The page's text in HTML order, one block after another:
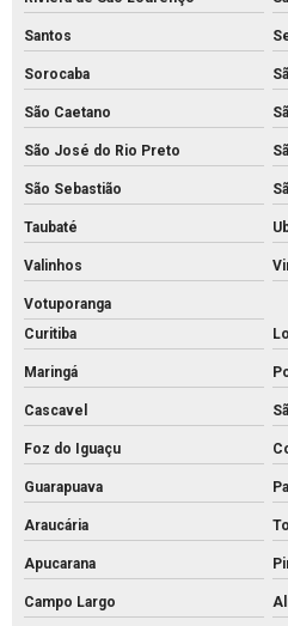
Piso intertravado 16 faces 8 cm
Piso intertravado 16 faces
Piso intertravado bloquete
Piso intertravado de concreto para
Piso intertravado de concreto preço m2
Piso intertravado de concreto preço
Piso intertravado de concreto retangular
Piso intertravado de concreto
Piso intertravado preço instalado
Piso intertravado preço m2 rs
Piso pvs concreto
Santos
Sorocaba
São Caetano
São José do Rio Preto
São Sebastião
Taubaté
Valinhos
Votuporanga
Curitiba
Maringá
Cascavel
Foz do Iguaçu
Guarapuava
Araucária
Apucarana
Campo Largo